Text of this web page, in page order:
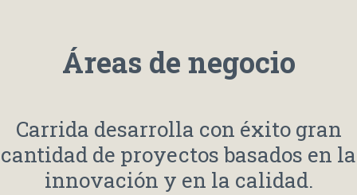
Áreas de negocio
Carrida desarrolla con éxito gran
cantidad de proyectos basados en la
innovación y en la calidad.